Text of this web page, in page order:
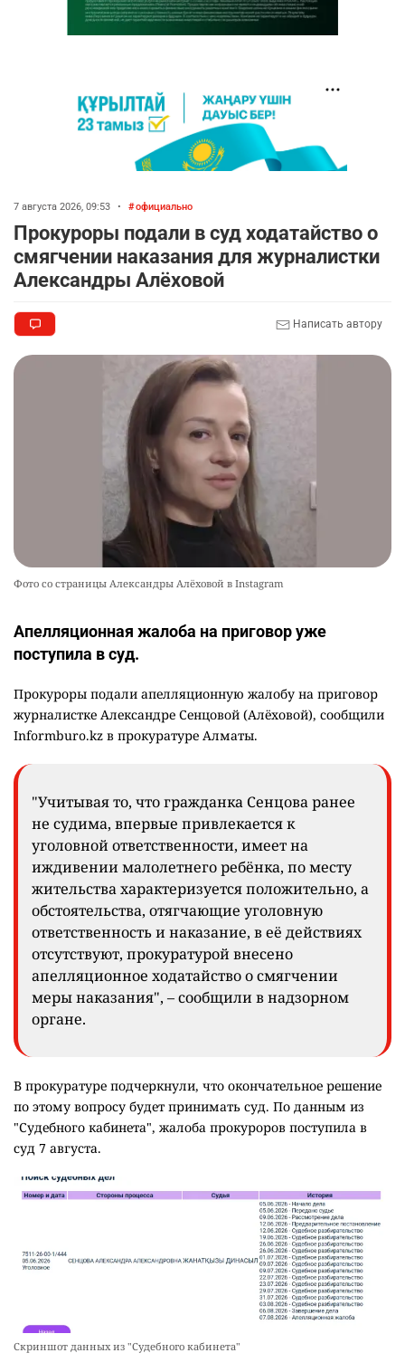
7 августа 2026, 09:53 • официально
Прокуроры подали в суд ходатайство о
смягчении наказания для журналистки
Александры Алёховой
Написать автору
Фото со страницы Александры Алёховой в Instagram
Апелляционная жалоба на приговор уже
поступила в суд.
Прокуроры подали апелляционную жалобу на приговор
журналистке Александре Сенцовой (Алёховой), сообщили
Informburo.kz в прокуратуре Алматы.
"Учитывая то, что гражданка Сенцова ранее
не судима, впервые привлекается к
уголовной ответственности, имеет на
иждивении малолетнего ребёнка, по месту
жительства характеризуется положительно, а
обстоятельства, отягчающие уголовную
ответственность и наказание, в её действиях
отсутствуют, прокуратурой внесено
апелляционное ходатайство о смягчении
меры наказания", – сообщили в надзорном
органе.
В прокуратуре подчеркнули, что окончательное решение
по этому вопросу будет принимать суд. По данным из
"Судебного кабинета", жалоба прокуроров поступила в
суд 7 августа.
Скриншот данных из "Судебного кабинета"